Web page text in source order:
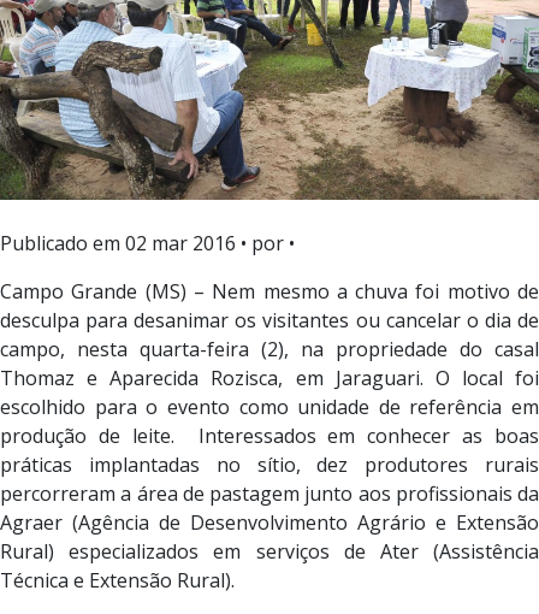
Publicado em 02 mar 2016 • por •
Campo Grande (MS) – Nem mesmo a chuva foi motivo de
desculpa para desanimar os visitantes ou cancelar o dia de
campo, nesta quarta-feira (2), na propriedade do casal
Thomaz e Aparecida Rozisca, em Jaraguari. O local foi
escolhido para o evento como unidade de referência em
produção de leite. Interessados em conhecer as boas
práticas implantadas no sítio, dez produtores rurais
percorreram a área de pastagem junto aos profissionais da
Agraer (Agência de Desenvolvimento Agrário e Extensão
Rural) especializados em serviços de Ater (Assistência
Técnica e Extensão Rural).